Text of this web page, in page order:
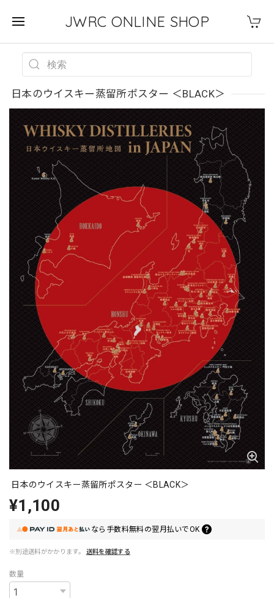
JWRC ONLINE SHOP
日本のウイスキー蒸留所ポスター ＜BLACK＞
日本のウイスキー蒸留所ポスター ＜BLACK＞
¥1,100
なら 手数料無料の翌月払いでOK
※別途送料がかかります。 送料を確認する
数量